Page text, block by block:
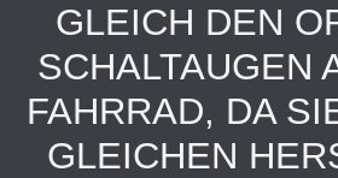
GLEICH DEN
SCHALTAUGEN
FAHRRAD, DA
GLEICHEN